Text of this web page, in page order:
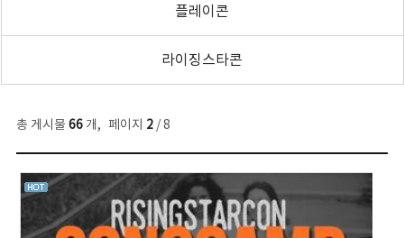
플레이콘
라이징스타콘
총 게시물 66개, 페이지 2/ 8